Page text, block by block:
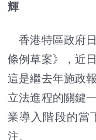
輝
香港特區政府
條例草案》，近
這是繼去年施政
立法進程的關鍵
業導入階段的當
注。